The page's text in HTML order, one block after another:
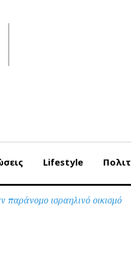
Lifestyle
παράνομο ισραηλινό οικισμό